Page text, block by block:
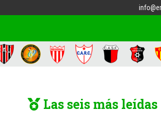
Las seis más leídas